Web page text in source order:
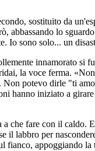
sostituito da
abbassando lo
Io sono solo... un
innamorato
la voce ferma.
potevo dirle "ti
hanno iniziato a
che fare con il
labbro per
appoggiando la